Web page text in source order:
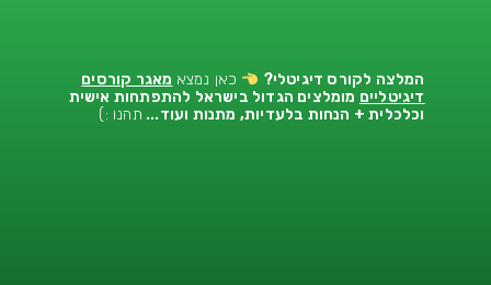
המלצה לקורס דיגיטלי? כאן נמצא מאגר קורסים
דיגיטליים מומלצים הגדול בישראל להתפתחות אישית
וכלכלית + הנחות בלעדיות, מתנות ועוד... תהנו :)